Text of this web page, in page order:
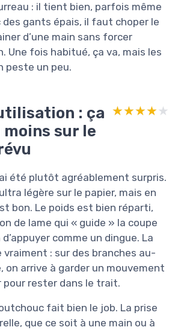
: il tient bien, parfois même
des gants épais, il faut choper le
d’une main sans forcer
Une fois habitué, ça va, mais les
peste un peu.
: ça
sur le
★★★★★
★★★★★
été plutôt agréablement surpris.
légère sur le papier, mais en
bon. Le poids est bien réparti,
de lame qui « guide » la coupe
comme un dingue. La
vraiment : sur des branches au-
on arrive à garder un mouvement
pour rester dans le trait.
fait bien le job. La prise
que ce soit à une main ou à